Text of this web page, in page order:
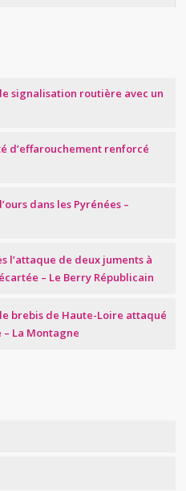
signalisation routière avec un
d’effarouchement renforcé
dans les Pyrénées –
l’attaque de deux juments à
– Le Berry Républicain
brebis de Haute-Loire attaqué
La Montagne